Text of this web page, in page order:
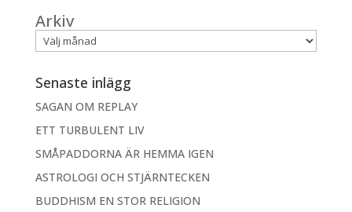
Arkiv
Senaste inlägg
SAGAN OM REPLAY
ETT TURBULENT LIV
SMÅPADDORNA ÄR HEMMA IGEN
ASTROLOGI OCH STJÄRNTECKEN
BUDDHISM EN STOR RELIGION